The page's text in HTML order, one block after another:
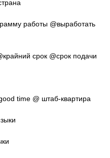
работы @выработать
срок @срок подачи
time @ штаб-квартира